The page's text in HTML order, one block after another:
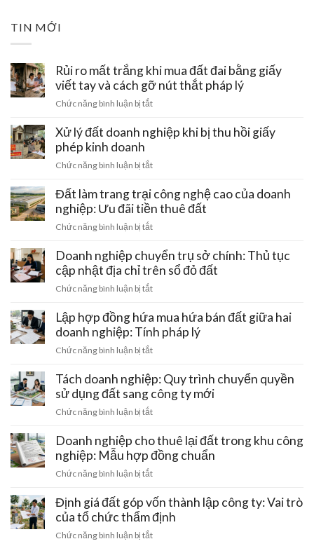
TIN MỚI
Rủi ro mất trắng khi mua đất đai bằng giấy
viết tay và cách gỡ nút thắt pháp lý
Chức năng bình luận bị tắtở
ro
khi
đất
đai
viết
tay
và
cách
nút
thắt
lý
Xử lý đất doanh nghiệp khi bị thu hồi giấy
phép kinh doanh
Chức năng bình luận bị tắtở
lý
đất
nghiệp
bị
thu
kinh
doanh
Đất làm trang trại công nghệ cao của doanh
nghiệp: Ưu đãi tiền thuê đất
Chức năng bình luận bị tắtở
làm
trang
công
cao
của
đãi
tiền
thuê
Doanh nghiệp chuyển trụ sở chính: Thủ tục
cập nhật địa chỉ trên sổ đỏ đất
Chức năng bình luận bị tắtở
nghiệp
chuyển
trụ
sở
Thủ
tục
địa
chỉ
trên
sổ
đất
Lập hợp đồng hứa mua hứa bán đất giữa hai
doanh nghiệp: Tính pháp lý
Chức năng bình luận bị tắtở
hợp
đồng
mua
bán
đất
doanh
nghiệp:
Tính
pháp
Tách doanh nghiệp: Quy trình chuyển quyền
sử dụng đất sang công ty mới
Chức năng bình luận bị tắtở
doanh
nghiệp:
trình
quyền
sử
Doanh nghiệp cho thuê lại đất trong khu công
nghiệp: Mẫu hợp đồng chuẩn
Chức năng bình luận bị tắtở
nghiệp
cho
thuê
lại
Định giá đất góp vốn thành lập công ty: Vai trò
của tổ chức thẩm định
Chức năng bình luận bị tắtở